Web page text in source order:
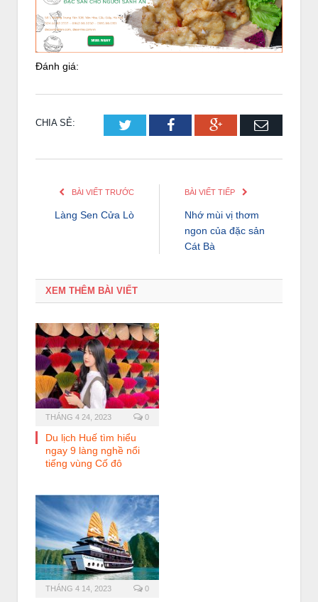
Đánh giá:
CHIA SẺ: TwitterFacebookGoogle+Email
BÀI VIẾT TRƯỚC
Làng Sen Cửa Lò
BÀI VIẾT TIẾP
Nhớ mùi vị thơm
ngon của đặc sản
Cát Bà
XEM THÊM BÀI VIẾT
THÁNG 4 24, 2023 0
Du lịch Huế tìm hiểu
ngay 9 làng nghề nổi
tiếng vùng Cố đô
THÁNG 4 14, 2023 0